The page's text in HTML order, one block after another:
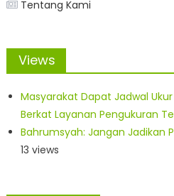
Tentang Kami
Views
Masyarakat Dapat Jadwal
Berkat Layanan Pengukuran
Bahrumsyah: Jangan Jadikan
13 views